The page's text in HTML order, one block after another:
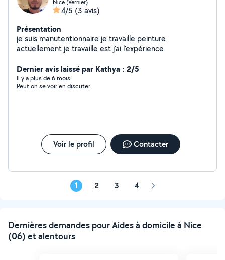
Nice (Vernier)
4/5 (3 avis)
Présentation
je suis manutentionnaire je travaille peinture
actuellement je travaille est j'ai l'expérience
Dernier avis laissé par Kathya : 2/5
Il y a plus de 6 mois
Peut on se voir en discuter
Voir le profil Contacter
1 2 3 4 Page
Dernières demandes pour Aides à domicile à Nice
(06) et alentours